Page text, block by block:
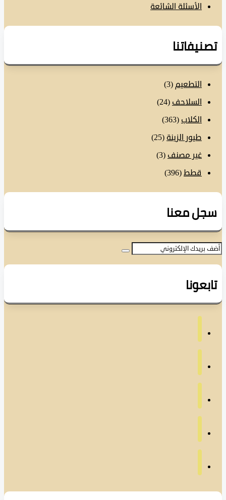
الأسئلة الشائعة
التطعيم(3)
السلاحف(24)
الكلاب(363)
طيور الزينة (25)
غير مصنف(3)
قطط
(396)
معنا